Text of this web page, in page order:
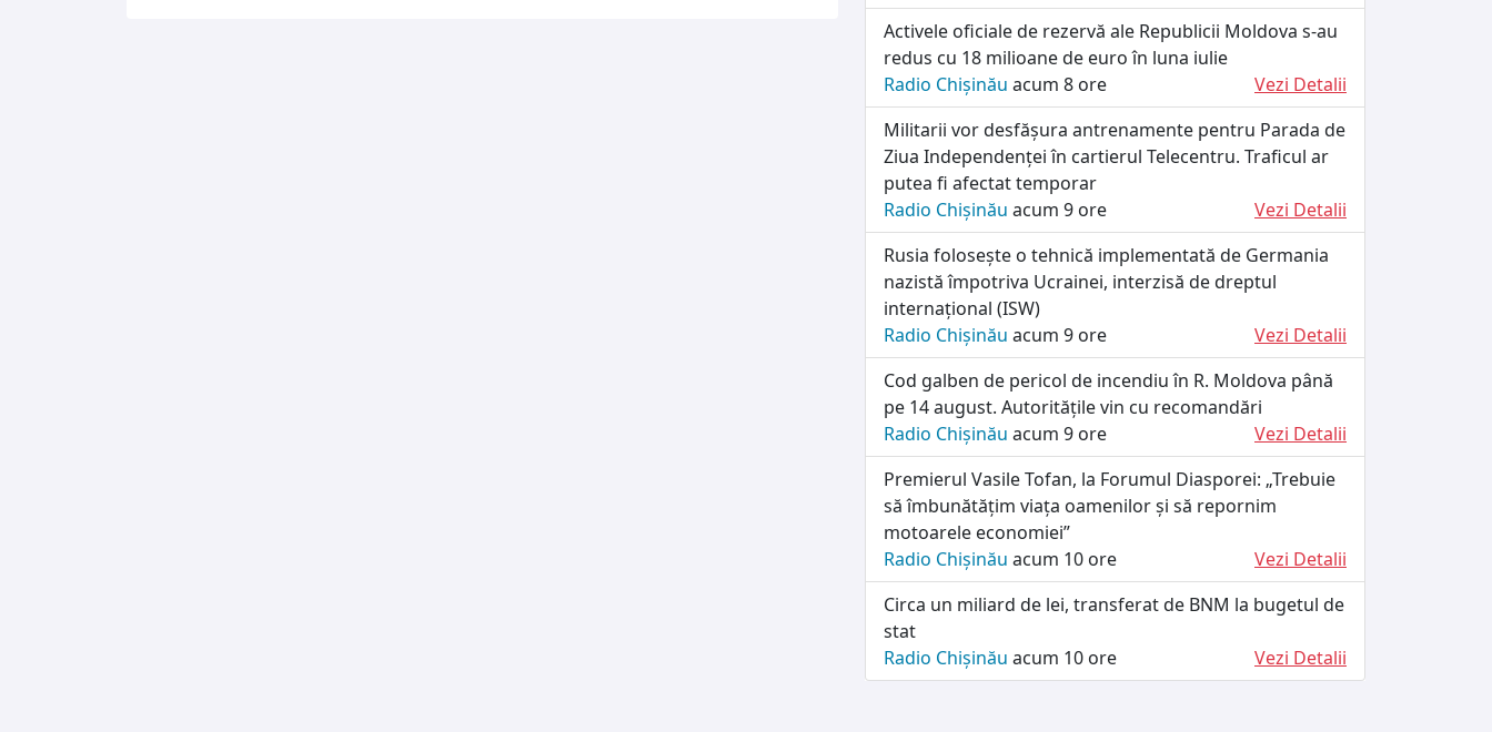
Activele oficiale de rezervă ale Republicii Moldova s-au
redus cu 18 milioane de euro în luna iulie
Radio Chișinău acum 8 ore
Vezi Detalii
Militarii vor desfășura antrenamente pentru Parada de
Ziua Independenței în cartierul Telecentru. Traficul ar
putea fi afectat temporar
Radio Chișinău acum 9 ore
Vezi Detalii
Rusia folosește o tehnică implementată de Germania
nazistă împotriva Ucrainei, interzisă de dreptul
internațional (ISW)
Radio Chișinău acum 9 ore
Vezi Detalii
Cod galben de pericol de incendiu în R. Moldova până
pe 14 august. Autoritățile vin cu recomandări
Radio Chișinău acum 9 ore
Vezi Detalii
Premierul Vasile Tofan, la Forumul Diasporei: „Trebuie
să îmbunătățim viața oamenilor și să repornim
motoarele economiei”
Radio Chișinău acum 10 ore
Vezi Detalii
Circa un miliard de lei, transferat de BNM la bugetul de
stat
Radio Chișinău acum 10 ore Vezi Detalii